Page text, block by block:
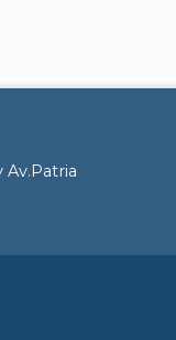
Av.Patria